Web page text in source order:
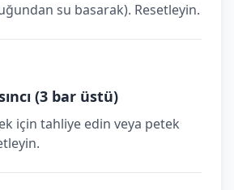
su basarak). Resetleyin.
(3 bar üstü)
için tahliye edin veya petek